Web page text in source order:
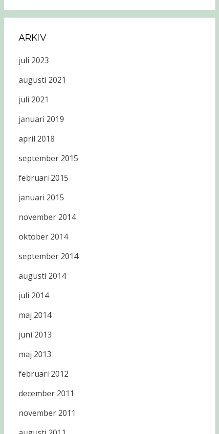
ARKIV
juli 2023
augusti 2021
juli 2021
januari 2019
april 2018
september 2015
februari 2015
januari 2015
november 2014
oktober 2014
september 2014
augusti 2014
juli 2014
maj 2014
juni 2013
maj 2013
februari 2012
december 2011
november 2011